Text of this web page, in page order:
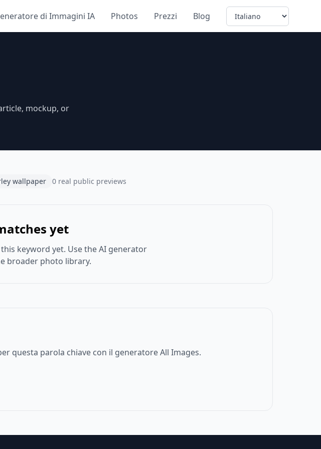
di Immagini IA Photos Prezzi Blog Language
mockup, or
wallpaper 0 real public previews
yet
keyword yet. Use the AI generator
broader photo library.
questa parola chiave con il generatore All Images.